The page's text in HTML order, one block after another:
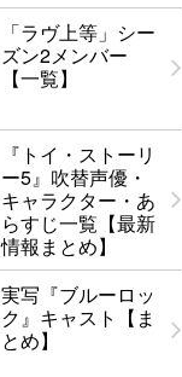
「ラヴ上等」シー
ズン2メンバー
【一覧】
『トイ・ストーリ
ー5』吹替声優・
キャラクター・あ
らすじ一覧【最新
情報まとめ】
実写『ブルーロッ
ク』キャスト【ま
とめ】